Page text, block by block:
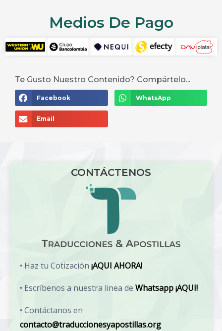
Medios De Pago
Te Gusto Nuestro Contenido? Compártelo...
Facebook WhatsApp
Email
CONTÁCTENOS
• Haz tu Cotización ¡AQUI AHORA!
• Escríbenos a nuestra linea de Whatsapp ¡AQUI!
• Contáctanos en
contacto@traduccionesyapostillas.org